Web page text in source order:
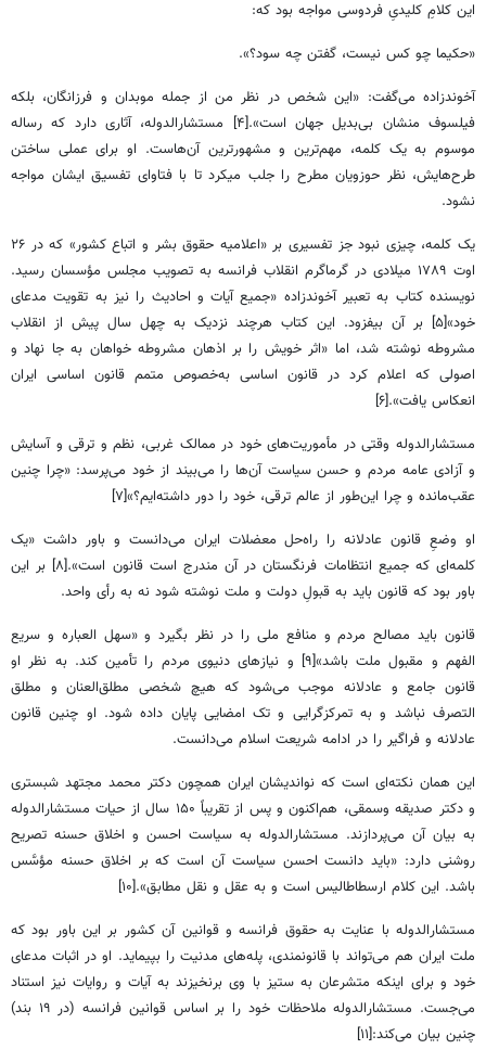
این کلامِ کلیدیِ فردوسی مواجه بود که:
«حکیما چو کس نیست، گفتن چه سود؟».
آخوندزاده می‌گفت: «این شخص در نظر من از جمله موبدان و فرزانگان، بلکه
فیلسوف منشان بی‌بدیل جهان است».[۴] مستشارالدوله، آثاری دارد که رساله
موسوم به یک کلمه، مهم‌ترین و مشهورترین آن‌هاست. او برای عملی ساختن
طرح‌هایش، نظر حوزویان مطرح را جلب می‎کرد تا با فتاوای تفسیق ایشان مواجه
نشود.
یک کلمه، چیزی نبود جز تفسیری بر «اعلامیه حقوق بشر و اتباع کشور» که در ۲۶
اوت ۱۷۸۹ میلادی در گرماگرم انقلاب فرانسه به تصویب مجلس مؤسسان رسید.
نویسنده کتاب به تعبیر آخوندزاده «جمیع آیات و احادیث را نیز به تقویت مدعای
خود»[۵] بر آن بیفزود. این کتاب هرچند نزدیک به چهل سال پیش از انقلاب
مشروطه نوشته شد، اما «اثر خویش را بر اذهان مشروطه خواهان به جا نهاد و
اصولی که اعلام کرد در قانون اساسی به‌خصوص متمم قانون اساسی ایران
انعکاس یافت».[۶]
مستشارالدوله وقتی در مأموریت‌های خود در ممالک غربی، نظم و ترقی و آسایش
و آزادی عامه مردم و حسن سیاست آن‌ها را می‌بیند از خود می‌پرسد: «چرا چنین
عقب‌مانده و چرا این‌طور از عالم ترقی، خود را دور داشته‌ایم؟»[۷]
او وضعِ قانون عادلانه را راه‌حل معضلات ایران می‌دانست و باور داشت «یک
کلمه‌ای که جمیع انتظامات فرنگستان در آن مندرج است قانون است».[۸] بر این
باور بود که قانون باید به قبولِ دولت و ملت نوشته شود نه به رأی واحد.
قانون باید مصالح مردم و منافع ملی را در نظر بگیرد و «سهل العباره و سریع
الفهم و مقبول ملت باشد»[۹] و نیازهای دنیوی مردم را تأمین کند. به نظر او
التصرف نباشد و به تمرکزگرایی و تک امضایی پایان داده شود. او چنین قانون
عادلانه و فراگیر را در ادامه شریعت اسلام می‌دانست.
این همان نکته‌ای است که نواندیشان ایران همچون دکتر محمد مجتهد شبستری
و دکتر صدیقه وسمقی، هم‌اکنون و پس از تقریباً ۱۵۰ سال از حیات مستشارالدوله
به بیان آن می‌پردازند. مستشارالدوله به سیاست احسن و اخلاق حسنه تصریح
روشنی دارد: «باید دانست احسن سیاست آن است که بر اخلاق حسنه مؤسَّس
باشد. این کلام ارسطاطالیس است و به عقل و نقل مطابق».[۱۰]
مستشارالدوله با عنایت به حقوق فرانسه و قوانین آن کشور بر این باور بود که
ملت ایران هم می‌تواند با قانونمندی، پله‌های مدنیت را بپیماید. او در اثبات مدعای
خود و برای اینکه متشرعان به ستیز با وی برنخیزند به آیات و روایات نیز استناد
می‌جست. مستشارالدوله ملاحظات خود را بر اساس قوانین فرانسه (در ۱۹ بند)
چنین بیان می‌کند:[۱۱]